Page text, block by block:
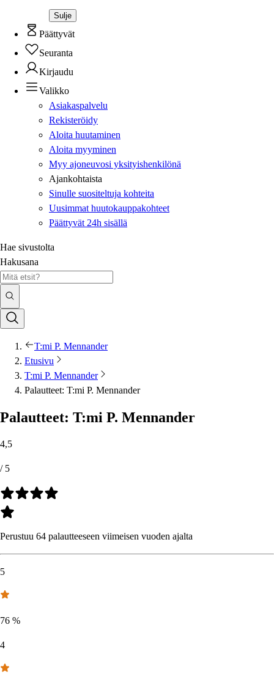
Sulje
Päättyvät
Seuranta
Kirjaudu
Valikko
Asiakaspalvelu
Rekisteröidy
Aloita huutaminen
Aloita myyminen
Myy ajoneuvosi yksityishenkilönä
Ajankohtaista
Sinulle suositeltuja kohteita
Uusimmat huutokauppakohteet
Päättyvät 24h sisällä
Hae sivustolta
Hakusana
T:mi P. Mennander
Etusivu
T:mi P. Mennander
Palautteet: T:mi P. Mennander
Palautteet: T:mi P. Mennander
4,5
/ 5
Perustuu 64 palautteeseen viimeisen vuoden ajalta
5
76 %
4